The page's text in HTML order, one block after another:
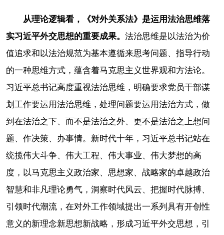
从理论逻辑看，《对外关系法》是运用法治思维落
实习近平外交思想的重要成果。 法治思维是以法治为价
值追求和以法治规范为基本遵循来思考问题、指导行动
的一种思维方式，蕴含着马克思主义世界观和方法论。
习近平总书记高度重视法治思维，明确要求党员干部谋
划工作要运用法治思维，处理问题要运用法治方式，做
到在法治之下、而不是法治之外、更不是法治之上想问
题、作决策、办事情。新时代十年，习近平总书记站在
统揽伟大斗争、伟大工程、伟大事业、伟大梦想的高
度，以马克思主义政治家、思想家、战略家的卓越政治
智慧和非凡理论勇气，洞察时代风云、把握时代脉搏、
引领时代潮流，在对外工作领域提出一系列具有开创性
意义的新理念新思想新战略，形成习近平外交思想，引